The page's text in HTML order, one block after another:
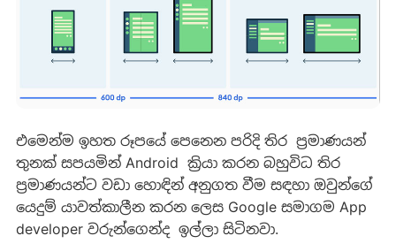
එමෙන්ම ඉහත රූපයේ පෙනෙන පරිදි තිර ප්‍රමාණයන්
තුනක් සපයමින් Android ක්‍රියා කරන බහුවිධ තිර
ප්‍රමාණයන්ට වඩා හොඳින් අනුගත වීම සඳහා ඔවුන්ගේ
යෙදුම් යාවත්කාලීන කරන ලෙස Google සමාගම App
developer වරුන්ගෙන්ද ඉල්ලා සිටිනවා.